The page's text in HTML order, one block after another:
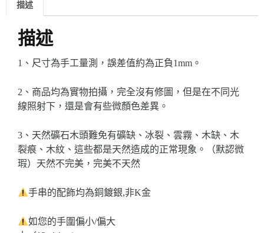
描述
描述
1、尺寸為手工量測，誤差值約為正負1mm。
2、商品均為實物拍攝，完全沒有修圖，但是在不同光
線照射下，還是會有些微顏色差異。
3、天然礦石木頭難免有礦缺、冰裂、雲霧、木缺、木
裂痕、木紋、這些都是天然造成的正常現象。（默認微
瑕） 天然不完美，完美不天然
手串的配飾均為銅鍍銀,非K金
如您的手圍偏小/偏大